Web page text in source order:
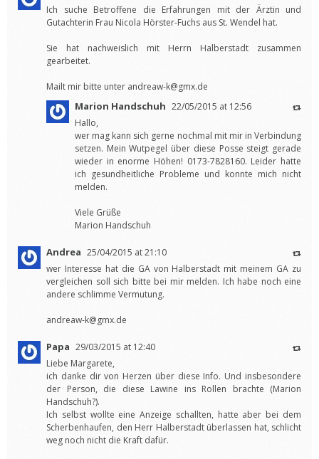
Ich suche Betroffene die Erfahrungen mit der Ärztin und
Gutachterin Frau Nicola Hörster-Fuchs aus St. Wendel hat.
Sie hat nachweislich mit Herrn Halberstadt zusammen
gearbeitet.
Mailt mir bitte unter andreaw-k@gmx.de
Marion Handschuh 22/05/2015 at 12:56
Hallo,
wer mag kann sich gerne nochmal mit mir in Verbindung
setzen. Mein Wutpegel über diese Posse steigt gerade
wieder in enorme Höhen! 0173-7828160. Leider hatte
ich gesundheitliche Probleme und konnte mich nicht
melden.
Viele Grüße
Marion Handschuh
Andrea 25/04/2015 at 21:10
wer Interesse hat die GA von Halberstadt mit meinem GA zu
vergleichen soll sich bitte bei mir melden. Ich habe noch eine
andere schlimme Vermutung.
andreaw-k@gmx.de
Papa 29/03/2015 at 12:40
Liebe Margarete,
ich danke dir von Herzen über diese Info. Und insbesondere
der Person, die diese Lawine ins Rollen brachte (Marion
Handschuh?).
Ich selbst wollte eine Anzeige schallten, hatte aber bei dem
Scherbenhaufen, den Herr Halberstadt überlassen hat, schlicht
weg noch nicht die Kraft dafür.